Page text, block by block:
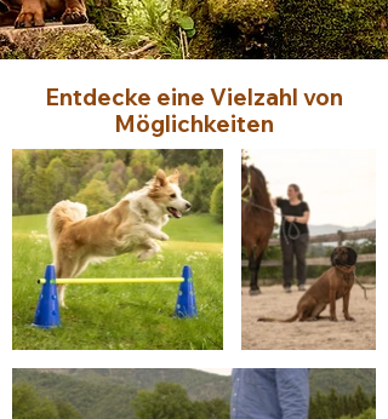
Entdecke eine Vielzahl von
Möglichkeiten